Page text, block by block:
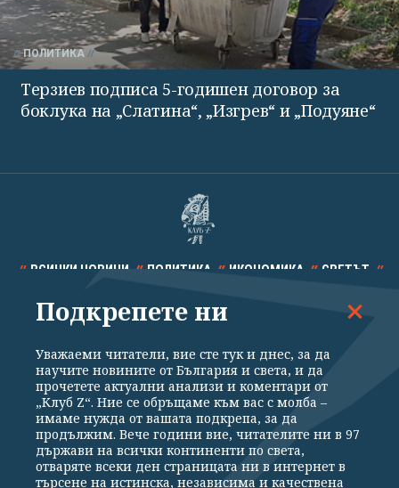
ПОЛИТИКА
Терзиев подписа 5-годишен договор за
боклука на „Слатина“, „Изгрев“ и „Подуяне“
ВСИЧКИ НОВИНИ ПОЛИТИКА ИКОНОМИКА СВЕТЪТ
СПОРТ КУЛТУРА ТЕХНОЛОГИИ КАЛЕЙДОСКОП
Общи условия
Политика за поверителност
Реклама
Партньори Контакти
За Клуб Z
Подкрепете ни
Уважаеми читатели, вие сте тук и днес, за да
научите новините от България и света, и да
прочетете актуални анализи и коментари от
„Клуб Z“. Ние се обръщаме към вас с молба –
имаме нужда от вашата подкрепа, за да
продължим. Вече години вие, читателите ни в 97
държави на всички континенти по света,
отваряте всеки ден страницата ни в интернет в
търсене на истинска, независима и качествена